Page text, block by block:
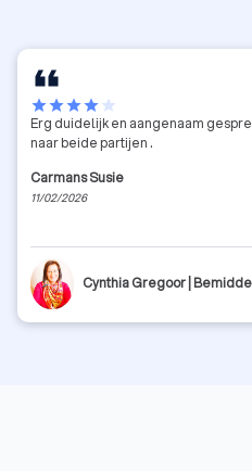
starstarstarstarstar
Erg duidelijk en aangenaam
naar beide partijen .
Carmans Susie
11/02/2026
Cynthia Gregoor |